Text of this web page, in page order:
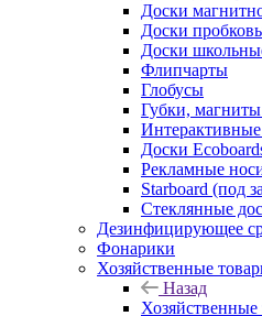
Доски
Доски
Доски
Флипчарты
Глобусы
Губки,
Доски
Рекламные
Starboard (под
Стеклянные
Дезинфицирующее
Фонарики
Хозяйственные
Назад